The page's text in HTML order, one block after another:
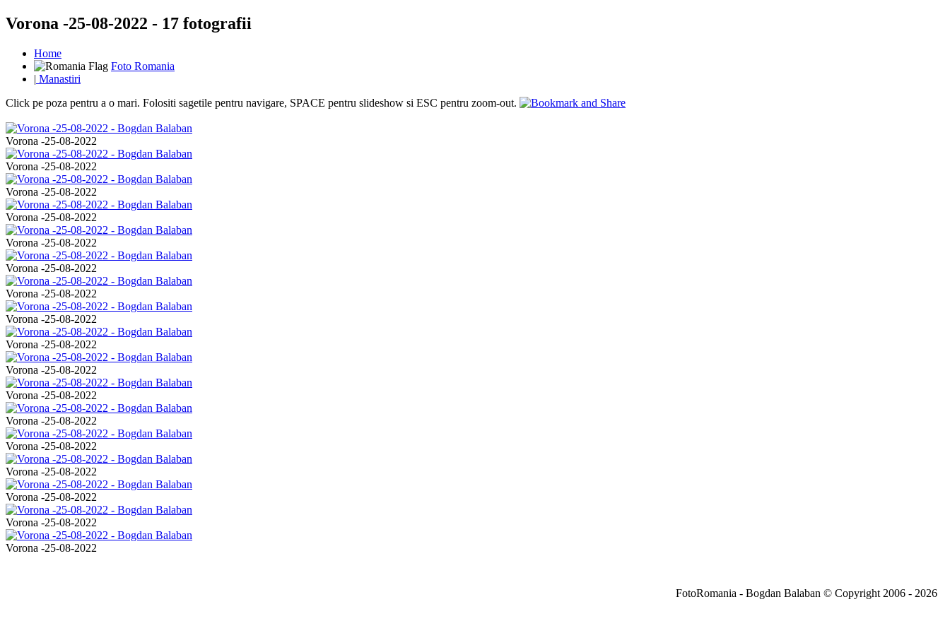
Vorona -25-08-2022 - 17 fotografii
Home
Foto Romania
| Manastiri
Click pe poza pentru a o mari. Folositi sagetile pentru navigare, SPACE pentru slideshow si ESC pentru zoom-out.
Vorona -25-08-2022
Vorona -25-08-2022
Vorona -25-08-2022
Vorona -25-08-2022
Vorona -25-08-2022
Vorona -25-08-2022
Vorona -25-08-2022
Vorona -25-08-2022
Vorona -25-08-2022
Vorona -25-08-2022
Vorona -25-08-2022
Vorona -25-08-2022
Vorona -25-08-2022
Vorona -25-08-2022
Vorona -25-08-2022
Vorona -25-08-2022
Vorona -25-08-2022
FotoRomania - Bogdan Balaban © Copyright 2006 - 2026